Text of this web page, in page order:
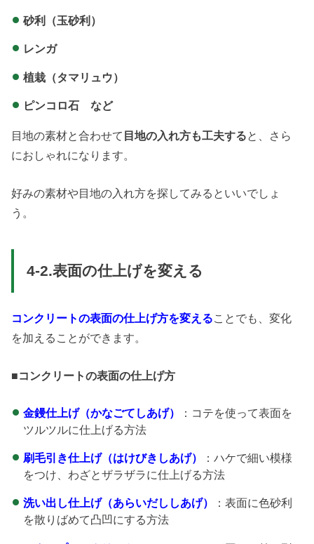
砂利（玉砂利）
レンガ
植栽（タマリュウ）
ピンコロ石 など
目地の素材と合わせて 目地の入れ方も工夫する と、さら
におしゃれになります。
好みの素材や目地の入れ方を探してみるといいでしょ
う。
4-2.表面の仕上げを変える
コンクリートの表面の仕上げ方を変えることでも、変化
を加えることができます。
■コンクリートの表面の仕上げ方
金鏝仕上げ（かなごてしあげ）
：コテを使って表面を
ツルツルに仕上げる方法
刷毛引き仕上げ（はけびきしあげ）
：ハケで細い模様
をつけ、わざとザラザラに仕上げる方法
洗い出し仕上げ（あらいだししあげ）
：表面に色砂利
を散りばめて凸凹にする方法